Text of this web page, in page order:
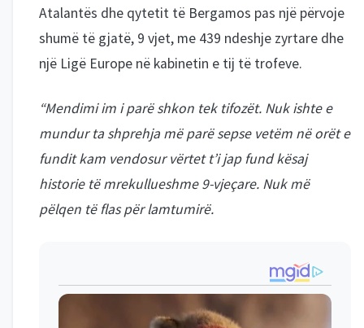
Atalantës dhe qytetit të Bergamos pas një përvoje
shumë të gjatë, 9 vjet, me 439 ndeshje zyrtare dhe
një Ligë Europe në kabinetin e tij të trofeve.
“Mendimi im i parë shkon tek tifozët. Nuk ishte e
mundur ta shprehja më parë sepse vetëm në orët e
fundit kam vendosur vërtet t’i jap fund kësaj
historie të mrekullueshme 9-vjeçare. Nuk më
pëlqen të flas për lamtumirë.